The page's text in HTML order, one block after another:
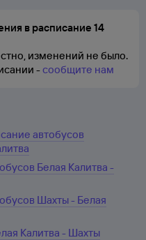
в расписание 14
изменений не было.
-сообщите нам
автобусов
Белая Калитва -
Шахты - Белая
Калитва - Шахты